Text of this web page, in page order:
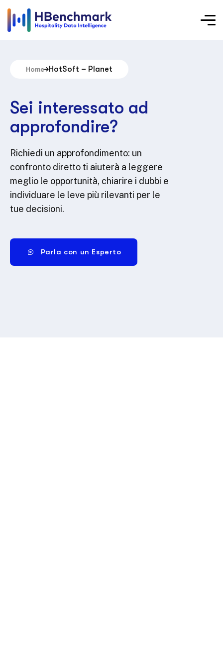
Home HotSoft – Planet
Sei interessato ad
approfondire?
Richiedi un approfondimento: un
confronto diretto ti aiuterà a leggere
meglio le opportunità, chiarire i dubbi e
individuare le leve più rilevanti per le
tue decisioni.
Parla con un Esperto